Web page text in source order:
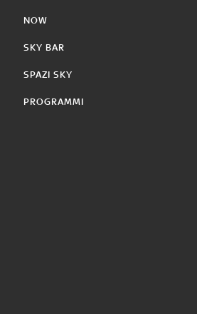
NOW
SKY BAR
SPAZI SKY
PROGRAMMI